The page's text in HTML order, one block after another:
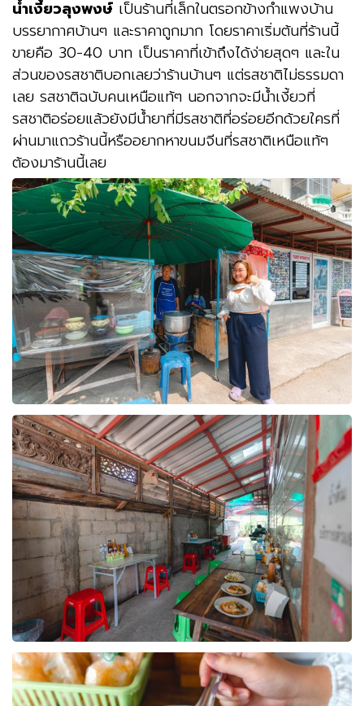
น้ำเงี้ยวลุงพงษ์ เป็นร้านที่เล็กในตรอกข้างกำแพงบ้าน
บรรยากาศบ้านๆ และราคาถูกมาก โดยราคาเริ่มต้นที่ร้านนี้
ขายคือ 30-40 บาท เป็นราคาที่เข้าถึงได้ง่ายสุดๆ และใน
ส่วนของรสชาติบอกเลยว่าร้านบ้านๆ แต่รสชาติไม่ธรรมดา
เลย รสชาติฉบับคนเหนือแท้ๆ นอกจากจะมีน้ำเงี้ยวที่
รสชาติอร่อยแล้วยังมีน้ำยาที่มีรสชาติที่อร่อยอีกด้วยใครที่
ผ่านมาแถวร้านนี้หรืออยากหาขนมจีนที่รสชาติเหนือแท้ๆ
ต้องมาร้านนี้เลย